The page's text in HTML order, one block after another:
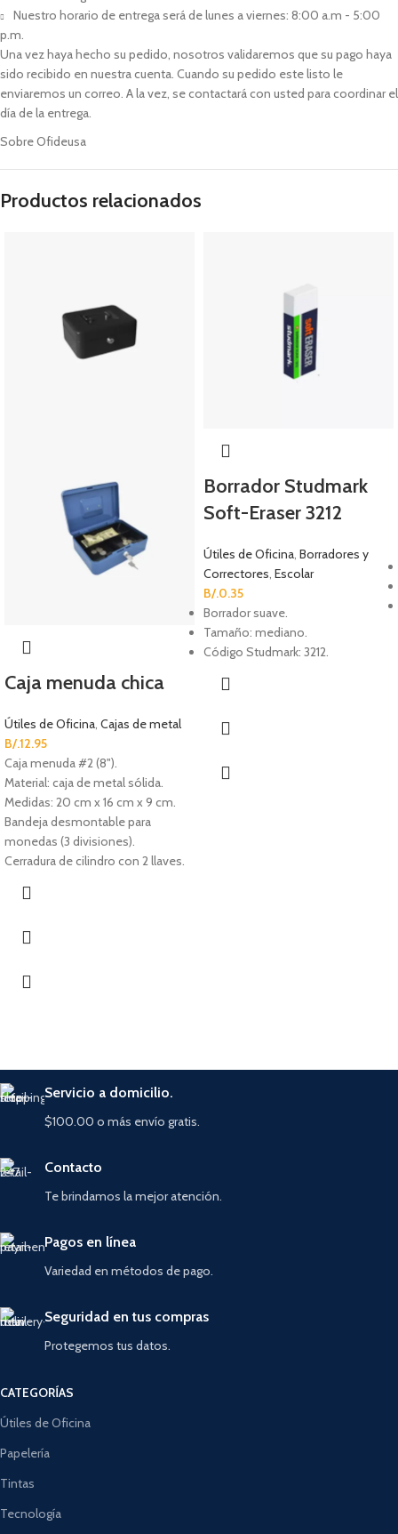
Nuestro horario de entrega será de lunes a viernes: 8:00 a.m - 5:00
p.m.
Una vez haya hecho su pedido, nosotros validaremos que su pago haya
sido recibido en nuestra cuenta. Cuando su pedido este listo le
enviaremos un correo. A la vez, se contactará con usted para coordinar el
día de la entrega.
Sobre Ofideusa
Productos relacionados
Caja menuda chica
Útiles de Oficina, Cajas de metal
B/.12.95
Caja menuda #2 (8").
Material: caja de metal sólida.
Medidas: 20 cm x 16 cm x 9 cm.
Bandeja desmontable para
monedas (3 divisiones).
Cerradura de cilindro con 2 llaves.
Borrador Studmark
Soft-Eraser 3212
Útiles de Oficina, Borradores y
Correctores, Escolar
B/.0.35
Borrador suave.
Tamaño: mediano.
Código Studmark: 3212.
Servicio a domicilio.
$100.00 o más envío gratis.
Contacto
Te brindamos la mejor atención.
Pagos en línea
Variedad en métodos de pago.
Seguridad en tus compras
Protegemos tus datos.
CATEGORÍAS
Útiles de Oficina
Papelería
Tintas
Tecnología